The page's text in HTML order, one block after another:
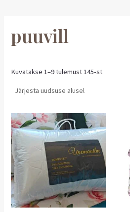
puuvill
Kuvatakse 1–9 tulemust 145-st